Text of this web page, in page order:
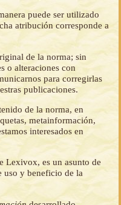
puede ser utilizado
atribución corresponde a
de la norma; sin
o alteraciones con
para corregirlas
publicaciones.
de la norma, en
metainformación,
interesados en
Lexivox, es un asunto de
uso y beneficio de la